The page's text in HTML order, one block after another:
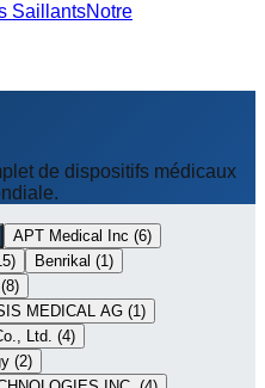
SaillantsNotre
de dispositifs médicaux
APT Medical Inc (6)
) Benrikal (1 )
(8)
MEDICAL AG (1 )
Ltd. (4)
(2)